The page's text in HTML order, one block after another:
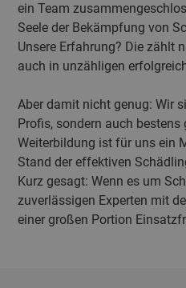
ein Team
Seele der Bekämpfung von
Unsere Erfahrung? Die zählt
auch in unzähligen
Aber damit nicht genug: Wir
Profis, sondern auch
Weiterbildung ist für uns ein
Stand der effektiven
Kurz gesagt: Wenn es um
zuverlässigen Experten mit
einer großen Portion